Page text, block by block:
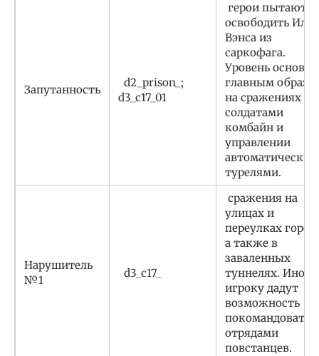
Запутанность
d2_prison_;
d3_c17_01
герои пытаются
освободить Илая
Вэнса из
саркофага.
Уровень основан
главным
на сражениях с
солдатами
комбайн и
управлении
турелями.
Нарушитель
№1
d3_c17_
сражения на
улицах и
переулках
а также в
заваленных
туннелях.
игроку дадут
возможность
покомандовать
отрядами
повстанцев.